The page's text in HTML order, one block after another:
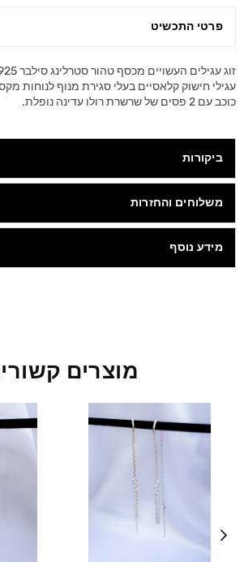
פרטי התכשיט
זוג עגילים העשויים מכסף טהור סטרלינג סילבר 925.
עגילי חישוק קלאסיים בעלי סגירת מנוף לנוחות
כוכב עם 2 פסים של שרשרת רולו עדינה נופלת.
ביקורות
משלוחים והחזרות
מידע נוסף
מוצרים